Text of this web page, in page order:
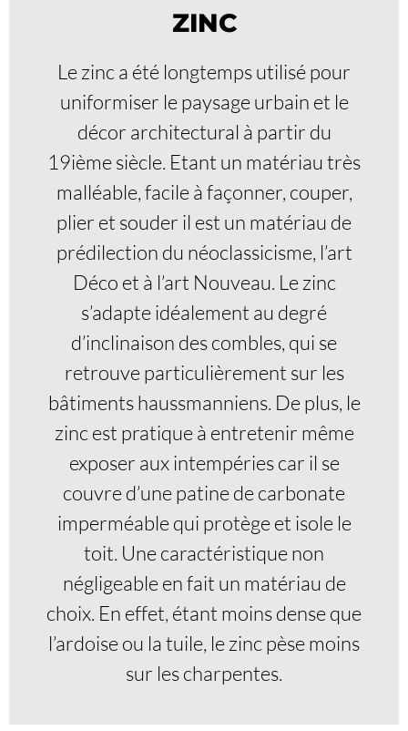
ZINC
Le zinc a été longtemps utilisé pour
uniformiser le paysage urbain et le
décor architectural à partir du
19ième siècle. Etant un matériau très
malléable, facile à façonner, couper,
plier et souder il est un matériau de
prédilection du néoclassicisme, l’art
Déco et à l’art Nouveau. Le zinc
s’adapte idéalement au degré
d’inclinaison des combles, qui se
retrouve particulièrement sur les
bâtiments haussmanniens. De plus, le
zinc est pratique à entretenir même
exposer aux intempéries car il se
couvre d’une patine de carbonate
imperméable qui protège et isole le
toit. Une caractéristique non
négligeable en fait un matériau de
choix. En effet, étant moins dense que
l’ardoise ou la tuile, le zinc pèse moins
sur les charpentes.